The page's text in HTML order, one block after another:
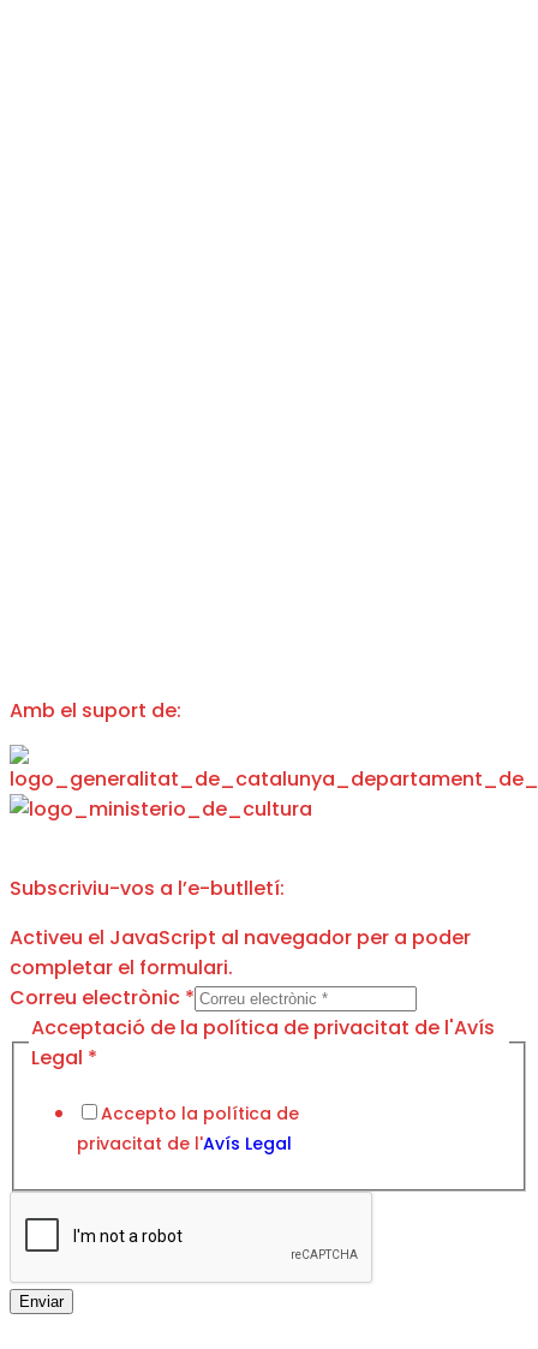
Amb el suport de:
Subscriviu-vos a l’e-butlletí:
Activeu el JavaScript al navegador per a poder
completar el formulari.
Correu electrònic *
de
l'Avís
Acceptació de la política de privacitat de l'Avís
Legal *
Accepto la política de
privacitat de l'Avís Legal
Enviar